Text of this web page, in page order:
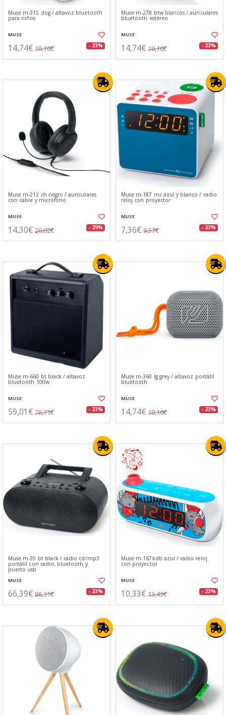
Muse m-315 dog / altavoz bluetooth
para niños
MUSE
14,74€ 19,16€ - 23%
Muse m-278 btw blancos / auriculares
bluetooth estéreo
MUSE
14,74€ 19,16€ - 23%
Muse m-212 ch negro / auriculares
con cable y micrófono
MUSE
14,30€ 20,02€ - 29%
Muse m-187 mc azul y blanco / radio
reloj con proyector
MUSE
7,36€ 9,57€ - 23%
Muse m-660 bt black / altavoz
bluetooth 100w
MUSE
59,01€ 76,71€ - 23%
Muse m-360 lg grey / altavoz portátil
bluetooth
MUSE
14,74€ 19,16€ - 23%
Muse m-35 bt black / radio cd/mp3
portátil con radio, bluetooth y
puerto usb
MUSE
66,39€ 86,31€ - 23%
Muse m-167kdb azul / radio reloj
con proyector
MUSE
10,33€ 13,43€ - 23%